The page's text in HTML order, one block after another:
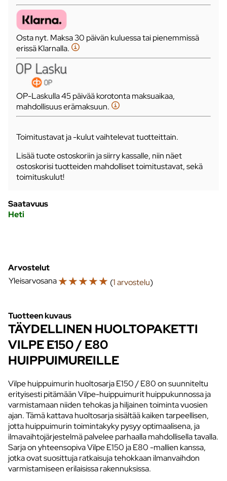
Osta nyt. Maksa 30 päivän kuluessa tai pienemmissä
erissä Klarnalla.
OP-Laskulla 45 päivää korotonta maksuaikaa,
mahdollisuus erämaksuun.
Toimitustavat ja -kulut vaihtelevat tuotteittain.
Lisää tuote ostoskoriin ja siirry kassalle, niin näet
ostoskorisi tuotteiden mahdolliset toimitustavat, sekä
toimituskulut!
Saatavuus
Heti
Arvostelut
Yleisarvosana☆☆☆☆☆ (1 arvostelu)
Tuotteen kuvaus
TÄYDELLINEN HUOLTOPAKETTI
VILPE E150 / E80
HUIPPUIMUREILLE
Vilpe huippuimurin huoltosarja E150 / E80 on suunniteltu
erityisesti pitämään Vilpe-huippuimurit huippukunnossa ja
varmistamaan niiden tehokas ja hiljainen toiminta vuosien
ajan. Tämä kattava huoltosarja sisältää kaiken tarpeellisen,
jotta huippuimurin toimintakyky pysyy optimaalisena, ja
ilmavaihtojärjestelmä palvelee parhaalla mahdollisella tavalla.
Sarja on yhteensopiva Vilpe E150 ja E80 -mallien kanssa,
jotka ovat suosittuja ratkaisuja tehokkaan ilmanvaihdon
varmistamiseen erilaisissa rakennuksissa.